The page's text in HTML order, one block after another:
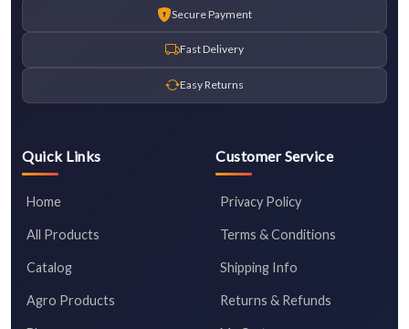
Secure Payment
Fast Delivery
Easy Returns
Quick Links
Home
All Products
Catalog
Agro Products
Customer Service
Privacy Policy
Terms & Conditions
Shipping Info
Returns & Refunds